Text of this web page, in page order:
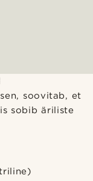
soovitab, et
sobib äriliste